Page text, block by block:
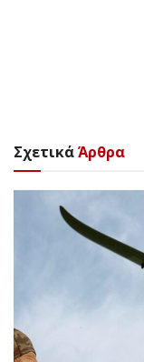
ΣχετικάΆρθρα